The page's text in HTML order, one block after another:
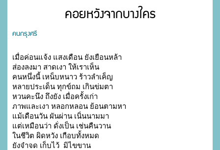
คอยหวังจากบางใคร
คนกรุงศรี
เมื่อค่อนแจ้ง แสงเดือน ยังเยือนหล้า
ส่องลงมา สาดเงา ให้เราเห็น
คนหนึ่งนี้ เหน็บหนาว ร้าวลำเค็ญ
หลายประเด็น ทุกข์ถม เกินข่มตา
หวนคะนึง ถึงยัง เมื่อครั้งเก่า
ภาพและเงา หลอกหลอน ย้อนตามหา
แม้เดือนวัน ผันผ่าน เนิ่นนามมา
แต่เหมือนว่า ดั่งเป็น เช่นคืนวาน
ในชีวิต ผิดหวัง เกือบทั้งหมด
ยังจำจด เก็บไว้  มิไขขาน